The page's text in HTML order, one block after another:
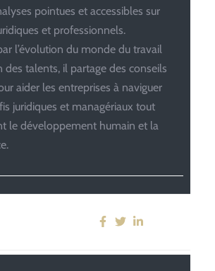
pointues et accessibles sur
et professionnels.
l’évolution du monde du travail
des talents, il partage des conseils
aider les entreprises à naviguer
juridiques et managériaux tout
le développement humain et la